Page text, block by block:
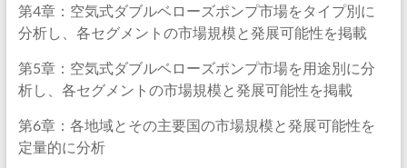
第4章：空気式ダブルベローズポンプ市場をタイプ別に
分析し、各セグメントの市場規模と発展可能性を掲載
第5章：空気式ダブルベローズポンプ市場を用途別に分
析し、各セグメントの市場規模と発展可能性を掲載
第6章：各地域とその主要国の市場規模と発展可能性を
定量的に分析